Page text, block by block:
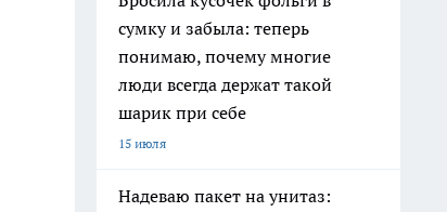
сумку и забыла: теперь
понимаю, почему многие
люди всегда держат такой
шарик при себе
15 июля
Надеваю пакет на унитаз: